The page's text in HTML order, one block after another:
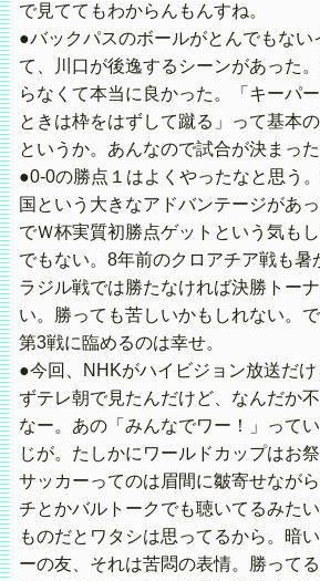
で見ててもわからんもんすね。
●バックパスのボールがとんでもない
て、川口が後逸するシーンがあった
らなくて本当に良かった。「キーパ
ときは枠をはずして蹴る」って基本
というか。あんなので試合が決まった
●0-0の勝点１はよくやったなと思う
国という大きなアドバンテージがあ
でＷ杯実質初勝点ゲットという気も
でもない。8年前のクロアチア戦も暑
ラジル戦では勝たなければ決勝トー
い。勝っても苦しいかもしれない。
第3戦に臨めるのは幸せ。
●今回、NHKがハイビジョン放送だ
ずテレ朝で見たんだけど、なんだか
なー。あの「みんなでワー！」って
じが。たしかにワールドカップはお
サッカーってのは眉間に皺寄せなが
チとかバルトークでも聴いてるみた
ものだとワタシは思ってるから。暗
ーの友、それは苦悶の表情。勝って